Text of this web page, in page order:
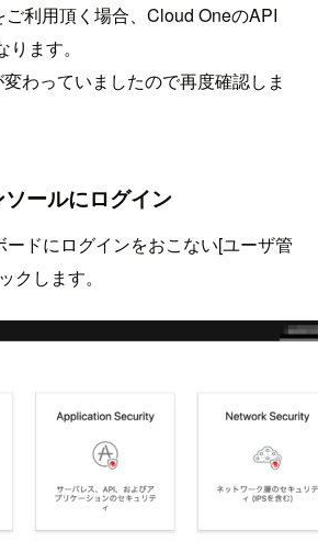
利用頂く場合、Cloud OneのAPI
ます。
わっていましたので再度確認しま
ールにログイン
ドにログインをおこない[ユーザ管
クします。